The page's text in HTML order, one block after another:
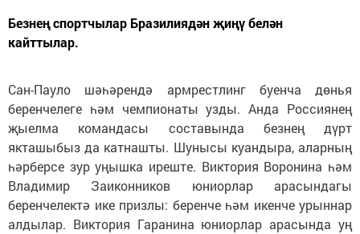
Безнең спортчылар Бразилиядән җиңү белән
кайттылар.
Сан-Пауло шәһәрендә армрестлинг буенча дөнья
беренчелеге һәм чемпионаты узды. Анда Россиянең
җыелма командасы составында безнең дүрт
якташыбыз да катнашты. Шунысы куандыра, аларның
һәрберсе зур уңышка иреште. Виктория Воронина һәм
Владимир Заиконников юниорлар арасындагы
беренчелектә ике призлы: беренче һәм икенче урыннар
алдылар. Виктория Гаранина юниорлар арасында уң